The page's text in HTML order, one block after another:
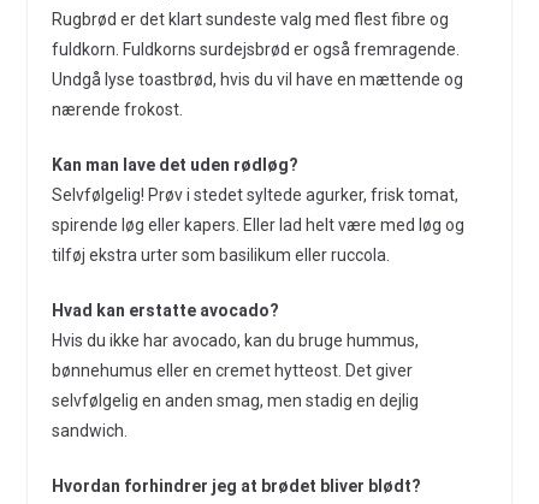
Rugbrød er det klart sundeste valg med flest fibre og
fuldkorn. Fuldkorns surdejsbrød er også fremragende.
Undgå lyse toastbrød, hvis du vil have en mættende og
nærende frokost.
Kan man lave det uden rødløg?
Selvfølgelig! Prøv i stedet syltede agurker, frisk tomat,
spirende løg eller kapers. Eller lad helt være med løg og
tilføj ekstra urter som basilikum eller ruccola.
Hvad kan erstatte avocado?
Hvis du ikke har avocado, kan du bruge hummus,
bønnehumus eller en cremet hytteost. Det giver
selvfølgelig en anden smag, men stadig en dejlig
sandwich.
Hvordan forhindrer jeg at brødet bliver blødt?